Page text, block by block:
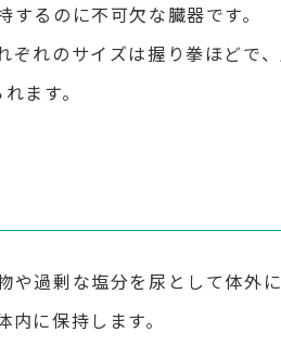
るのに不可欠な臓器です。
れのサイズは握り拳ほどで
ます。
過剰な塩分を尿として体外に
に保持します。